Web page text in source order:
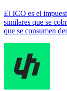
El ICO es el
similares que se
que se consumen